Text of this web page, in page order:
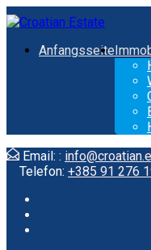
Anfangsseite
Email: :
Telefon: +385 91 276